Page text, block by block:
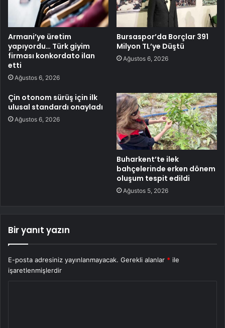
Armani’ye üretim
yapıyordu… Türk giyim
firması konkordato ilan
etti
Ağustos 6, 2026
Bursaspor’da Borçlar 391
Milyon TL’ye Düştü
Ağustos 6, 2026
Çin otonom sürüş için ilk
ulusal standardı onayladı
Ağustos 6, 2026
Buharkent’te ilek
bahçelerinde erken dönem
oluşum tespit edildi
Ağustos 5, 2026
Bir yanıt yazın
E-posta adresiniz yayınlanmayacak. Gerekli alanlar * ile
işaretlenmişlerdir